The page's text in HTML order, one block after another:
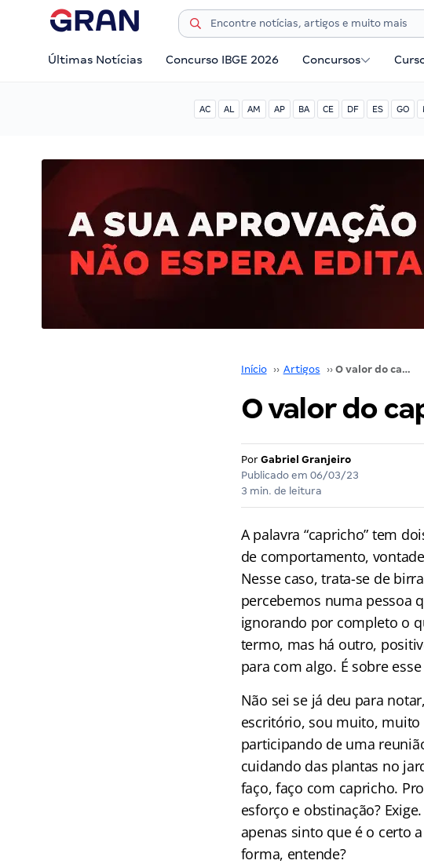
Últimas Notícias Concurso IBGE 2026 Concursos
AC AL AM AP BA CE DF ES GO
Início ›› Artigos ›› O valor do capricho
O valor do
Por Gabriel Granjeiro
Publicado em 06/03/23
3 min. de leitura
A palavra “capricho” tem
de comportamento,
Nesse caso, trata-se de
percebemos numa pessoa
ignorando por completo o
termo, mas há outro,
para com algo. É sobre
Não sei se já deu para
escritório, sou muito,
participando de uma
cuidando das plantas no
faço, faço com capricho.
esforço e obstinação?
apenas sinto que é o certo
forma, entende?